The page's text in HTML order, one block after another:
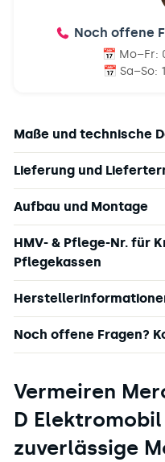
Noch offene
📅 Mo–Fr:
📅 Sa–So:
Maße und technische
Lieferung und
Aufbau und Montage
HMV- & Pflege-Nr. für
Pflegekassen
Noch offene Fragen?
Vermeiren
D
zuverlässige